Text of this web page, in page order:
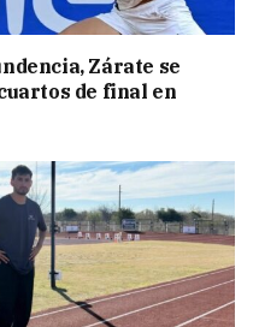
Zárate se
de final en